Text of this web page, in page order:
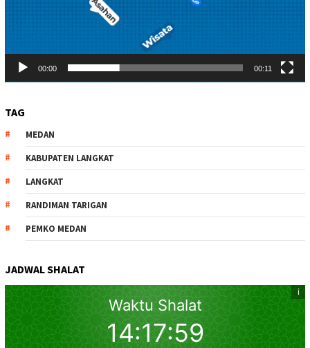
00:00 00:11
TAG
MEDAN
KABUPATEN LANGKAT
LANGKAT
RANDIMAN TARIGAN
PEMKO MEDAN
JADWAL SHALAT